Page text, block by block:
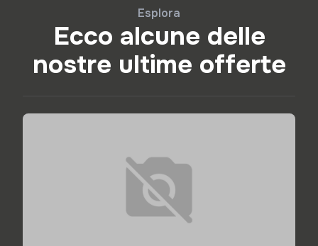
Esplora
Ecco alcune delle
nostre ultime offerte